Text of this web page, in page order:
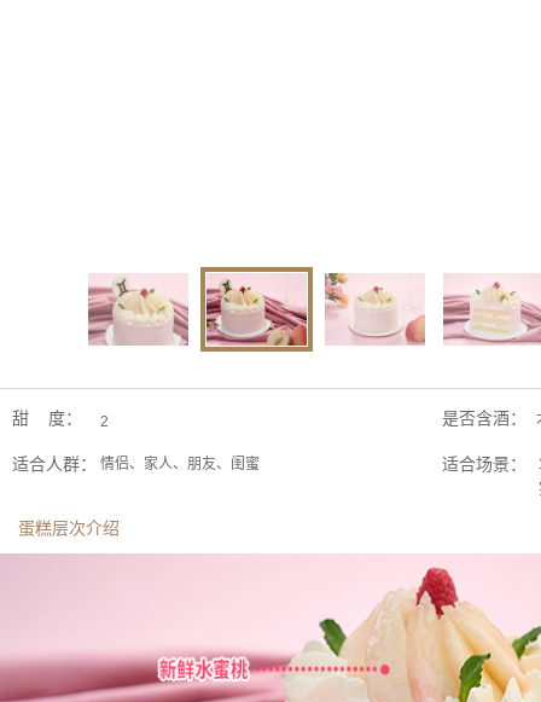
甜 度： 2 是否含酒：
适合人群： 情侣、家人、朋友、闺蜜 适合场景：
蛋糕层次介绍